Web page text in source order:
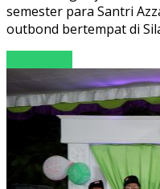
semester para Santri
outbond bertempat di